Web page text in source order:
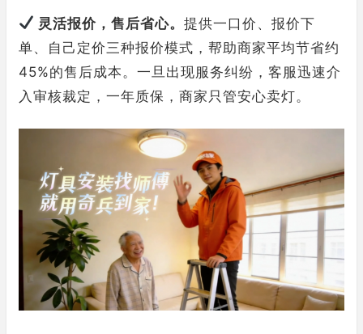
灵活报价，售后省心。提供一口价、报价下
单、自己定价三种报价模式，帮助商家平均节省约
45%的售后成本。一旦出现服务纠纷，客服迅速介
入审核裁定，一年质保，商家只管安心卖灯。